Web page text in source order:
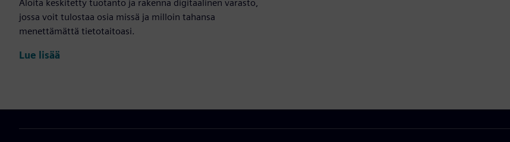
Aloita keskitetty tuotanto ja rakenna digitaalinen varasto,
jossa voit tulostaa osia missä ja milloin tahansa
menettämättä tietotaitoasi.
Lue lisää